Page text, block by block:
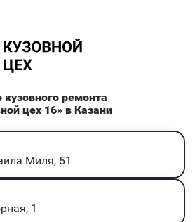
кузовного ремонта
цех 16» в Казани
Миля, 51
1